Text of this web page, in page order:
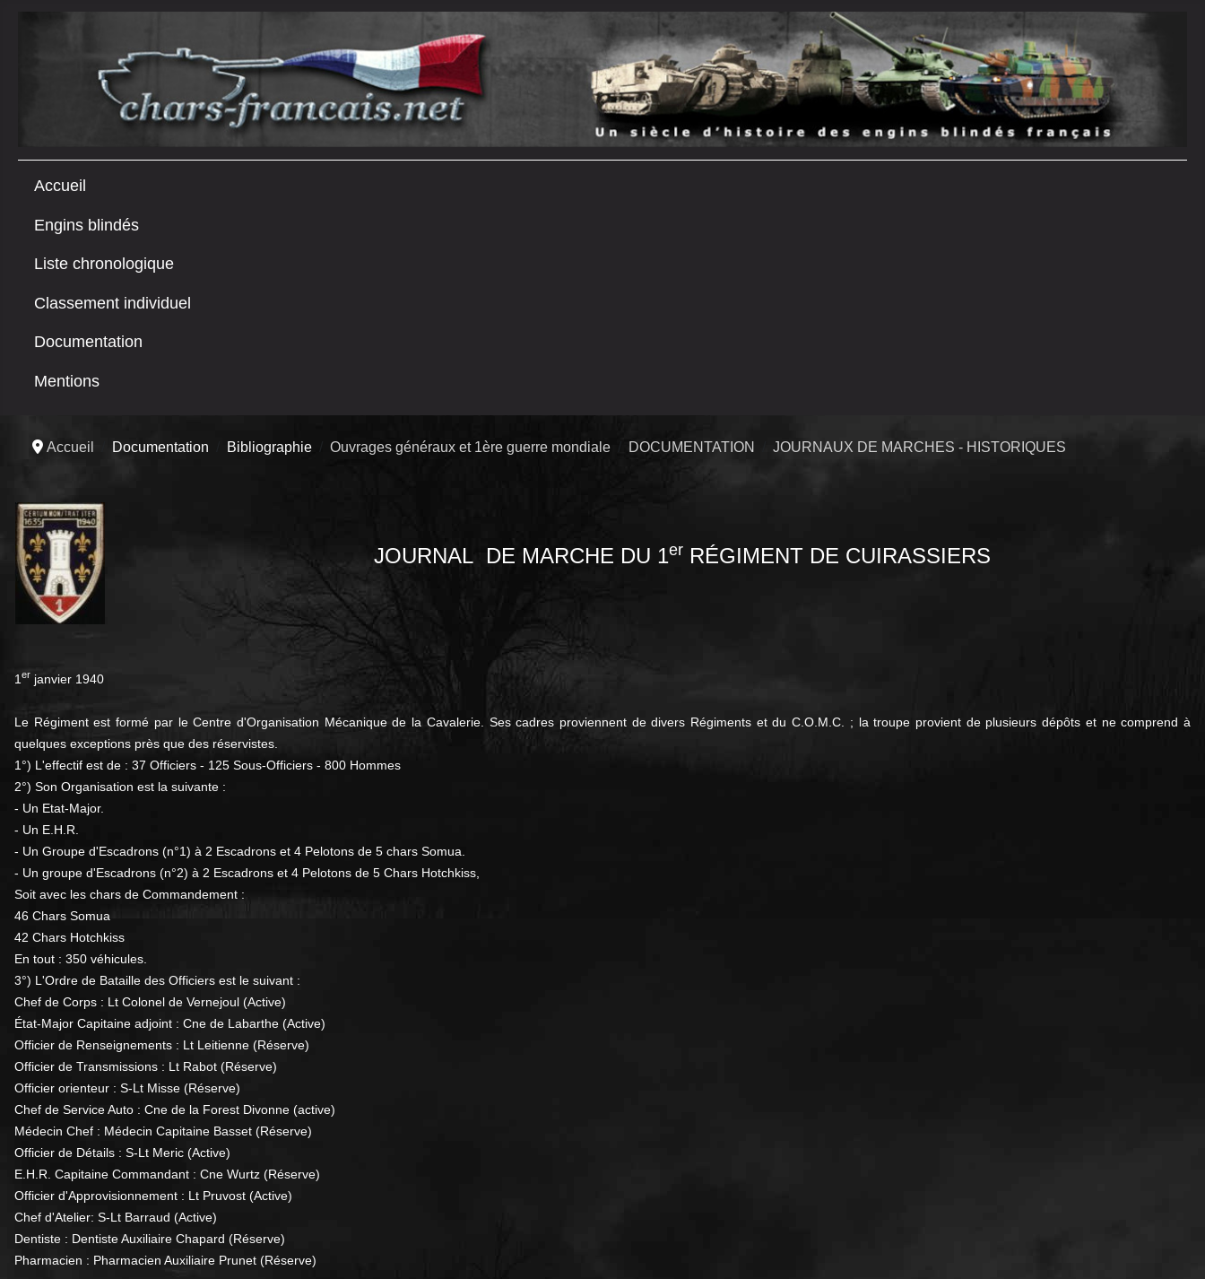
Accueil
Engins blindés
Liste chronologique
Classement individuel
Documentation
Mentions
Accueil Documentation Bibliographie Ouvrages généraux et 1ère guerre mondiale DOCUMENTATION JOURNAUX DE MARCHES - HISTORIQUES
JOURNAL DE MARCHE DU 1er RÉGIMENT DE CUIRASSIERS
1 er janvier 1940
Le Régiment est formé par le Centre d'Organisation Mécanique de la Cavalerie. Ses cadres proviennent de divers Régiments et du C.O.M.C. ; la troupe provient de plusieurs dépôts et ne comprend à
quelques exceptions près que des réservistes.
1°) L'effectif est de : 37 Officiers - 125 Sous-Officiers - 800 Hommes
2°) Son Organisation est la suivante :
- Un Etat-Major.
- Un E.H.R.
- Un Groupe d'Escadrons (n°1) à 2 Escadrons et 4 Pelotons de 5 chars Somua.
- Un groupe d'Escadrons (n°2) à 2 Escadrons et 4 Pelotons de 5 Chars Hotchkiss,
Soit avec les chars de Commandement :
46 Chars Somua
42 Chars Hotchkiss
En tout : 350 véhicules.
3°) L'Ordre de Bataille des Officiers est le suivant :
Chef de Corps : Lt Colonel de Vernejoul (Active)
État-Major Capitaine adjoint : Cne de Labarthe (Active)
Officier de Renseignements : Lt Leitienne (Réserve)
Officier de Transmissions : Lt Rabot (Réserve)
Officier orienteur : S-Lt Misse (Réserve)
Chef de Service Auto : Cne de la Forest Divonne (active)
Médecin Chef : Médecin Capitaine Basset (Réserve)
Officier de Détails : S-Lt Meric (Active)
E.H.R. Capitaine Commandant : Cne Wurtz (Réserve)
Officier d'Approvisionnement : Lt Pruvost (Active)
Chef d'Atelier: S-Lt Barraud (Active)
Dentiste : Dentiste Auxiliaire Chapard (Réserve)
Pharmacien : Pharmacien Auxiliaire Prunet (Réserve)